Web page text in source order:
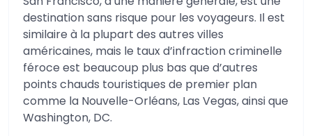
destination sans risque pour les voyageurs. Il est
similaire à la plupart des autres villes
américaines, mais le taux d’infraction criminelle
féroce est beaucoup plus bas que d’autres
points chauds touristiques de premier plan
comme la Nouvelle-Orléans, Las Vegas, ainsi que
Washington, DC.